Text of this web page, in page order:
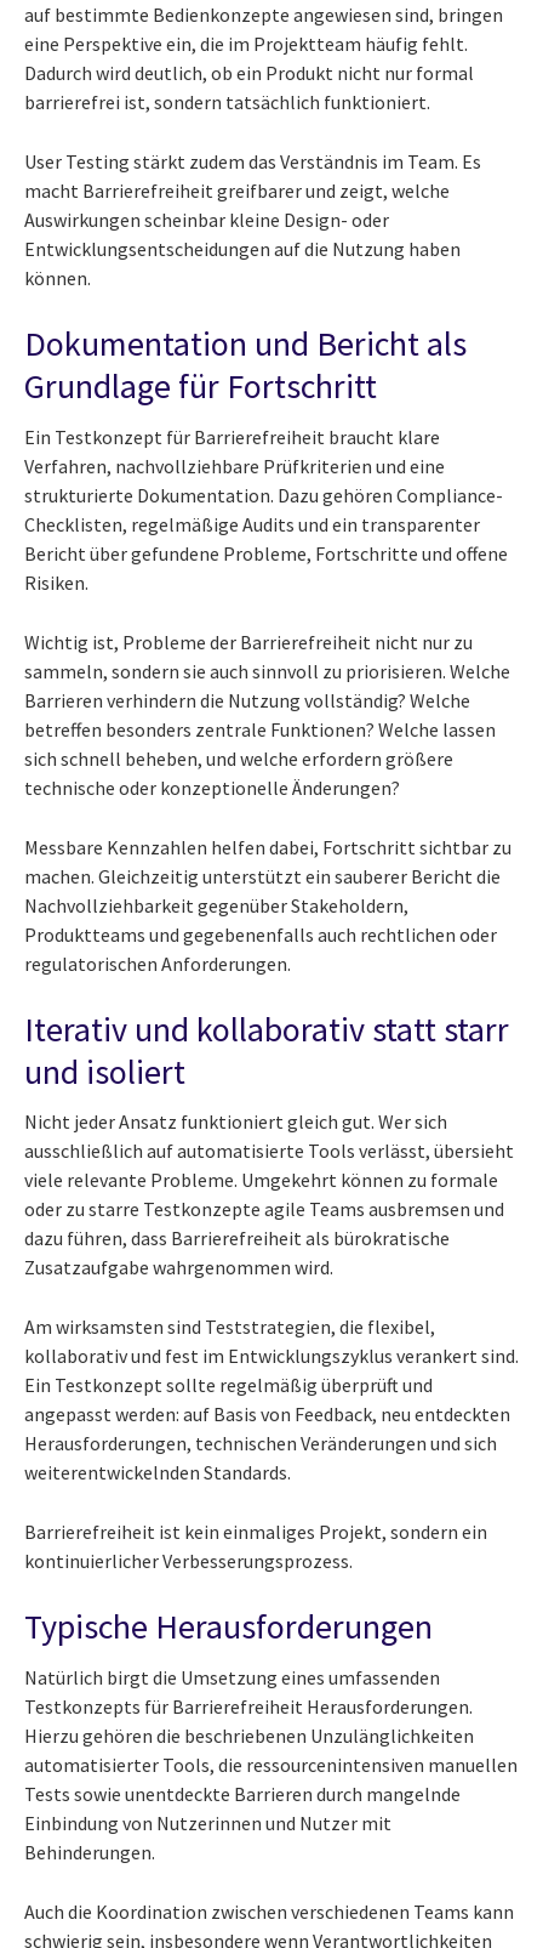
auf bestimmte Bedienkonzepte angewiesen sind, bringen
eine Perspektive ein, die im Projektteam häufig fehlt.
Dadurch wird deutlich, ob ein Produkt nicht nur formal
barrierefrei ist, sondern tatsächlich funktioniert.
User Testing stärkt zudem das Verständnis im Team. Es
macht Barrierefreiheit greifbarer und zeigt, welche
Auswirkungen scheinbar kleine Design- oder
Entwicklungsentscheidungen auf die Nutzung haben
können.
Dokumentation und Bericht als
Grundlage für Fortschritt
Ein Testkonzept für Barrierefreiheit braucht klare
Verfahren, nachvollziehbare Prüfkriterien und eine
strukturierte Dokumentation. Dazu gehören Compliance-
Checklisten, regelmäßige Audits und ein transparenter
Bericht über gefundene Probleme, Fortschritte und offene
Risiken.
Wichtig ist, Probleme der Barrierefreiheit nicht nur zu
sammeln, sondern sie auch sinnvoll zu priorisieren. Welche
Barrieren verhindern die Nutzung vollständig? Welche
betreffen besonders zentrale Funktionen? Welche lassen
sich schnell beheben, und welche erfordern größere
technische oder konzeptionelle Änderungen?
Messbare Kennzahlen helfen dabei, Fortschritt sichtbar zu
machen. Gleichzeitig unterstützt ein sauberer Bericht die
Nachvollziehbarkeit gegenüber Stakeholdern,
Produktteams und gegebenenfalls auch rechtlichen oder
regulatorischen Anforderungen.
Iterativ und kollaborativ statt starr
und isoliert
Nicht jeder Ansatz funktioniert gleich gut. Wer sich
ausschließlich auf automatisierte Tools verlässt, übersieht
viele relevante Probleme. Umgekehrt können zu formale
oder zu starre Testkonzepte agile Teams ausbremsen und
dazu führen, dass Barrierefreiheit als bürokratische
Zusatzaufgabe wahrgenommen wird.
Am wirksamsten sind Teststrategien, die flexibel,
kollaborativ und fest im Entwicklungszyklus verankert sind.
Ein Testkonzept sollte regelmäßig überprüft und
angepasst werden: auf Basis von Feedback, neu entdeckten
Herausforderungen, technischen Veränderungen und sich
weiterentwickelnden Standards.
Barrierefreiheit ist kein einmaliges Projekt, sondern ein
kontinuierlicher Verbesserungsprozess.
Typische Herausforderungen
Natürlich birgt die Umsetzung eines umfassenden
Testkonzepts für Barrierefreiheit Herausforderungen.
Hierzu gehören die beschriebenen Unzulänglichkeiten
automatisierter Tools, die ressourcenintensiven manuellen
Tests sowie unentdeckte Barrieren durch mangelnde
Einbindung von Nutzerinnen und Nutzer mit
Behinderungen.
Auch die Koordination zwischen verschiedenen Teams kann
schwierig sein, insbesondere wenn Verantwortlichkeiten